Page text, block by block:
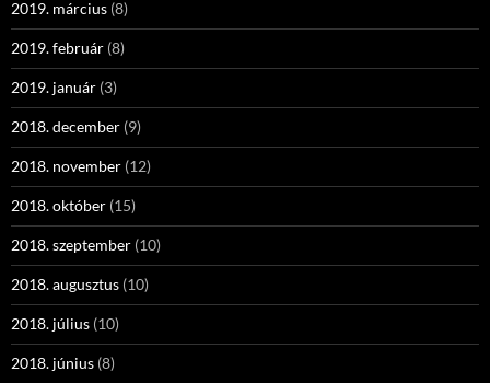
2019. március (8)
2019. február (8)
2019. január (3)
2018. december (9)
2018. november (12)
2018. október (15)
2018. szeptember (10)
2018. augusztus (10)
2018. július (10)
2018. június (8)